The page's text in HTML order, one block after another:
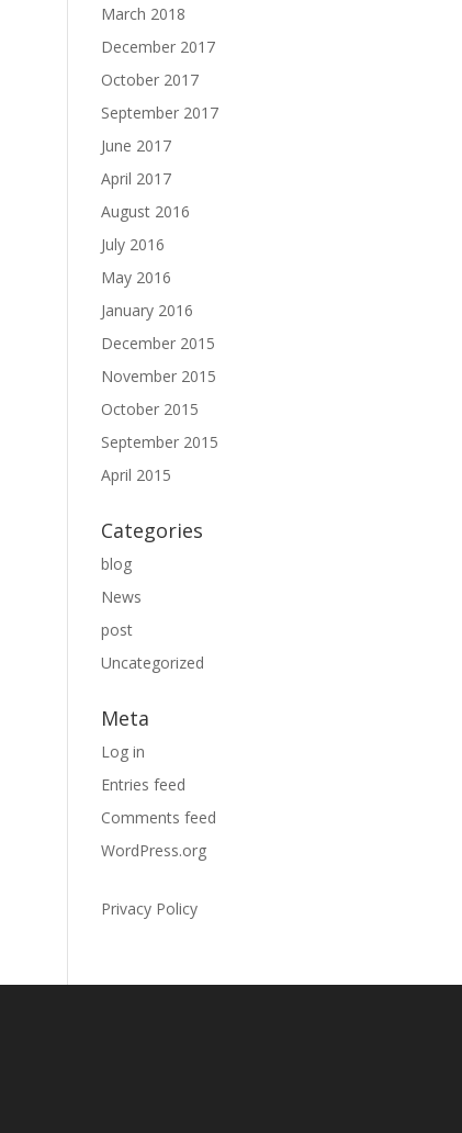
March 2018
December 2017
October 2017
September 2017
June 2017
April 2017
August 2016
July 2016
May 2016
January 2016
December 2015
November 2015
October 2015
September 2015
April 2015
Categories
blog
News
post
Uncategorized
Meta
Log in
Entries feed
Comments feed
WordPress.org
Privacy Policy